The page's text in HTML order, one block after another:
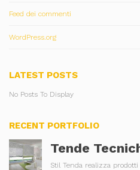
Feed dei commenti
WordPress.org
LATEST POSTS
No Posts To Display
RECENT PORTFOLIO
Tende
Stil Tenda realizza prodotti